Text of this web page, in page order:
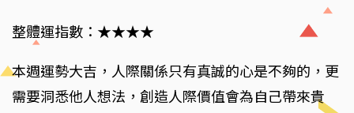
整體運指數：★★★★
本週運勢大吉，人際關係只有真誠的心是不夠的，更
需要洞悉他人想法，創造人際價值會為自己帶來貴